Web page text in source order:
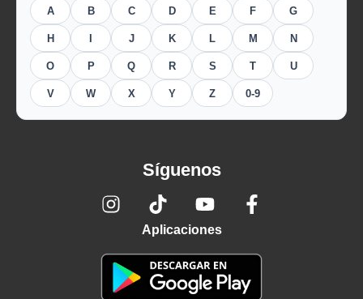
A B C D E F G
H J K L M N
O P Q R S T U
V W X Y Z 0-9
Síguenos
Aplicaciones